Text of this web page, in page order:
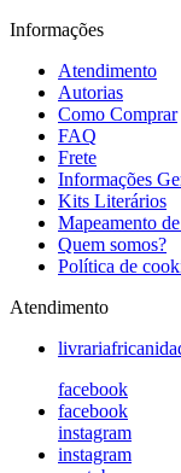
Informações
Atendimento
Autorias
Como Comprar
FAQ
Frete
Informações
Kits Literários
Mapeamento
Quem somos?
Política de
Atendimento
facebook
facebook
instagram
instagram